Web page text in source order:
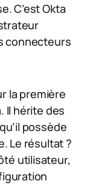
C’est Okta
connecteurs
la première
Il hérite des
possède
Le résultat ?
utilisateur,